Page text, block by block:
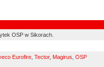
OSP w Sikorach.
Eurofire Tector, Magirus OSP